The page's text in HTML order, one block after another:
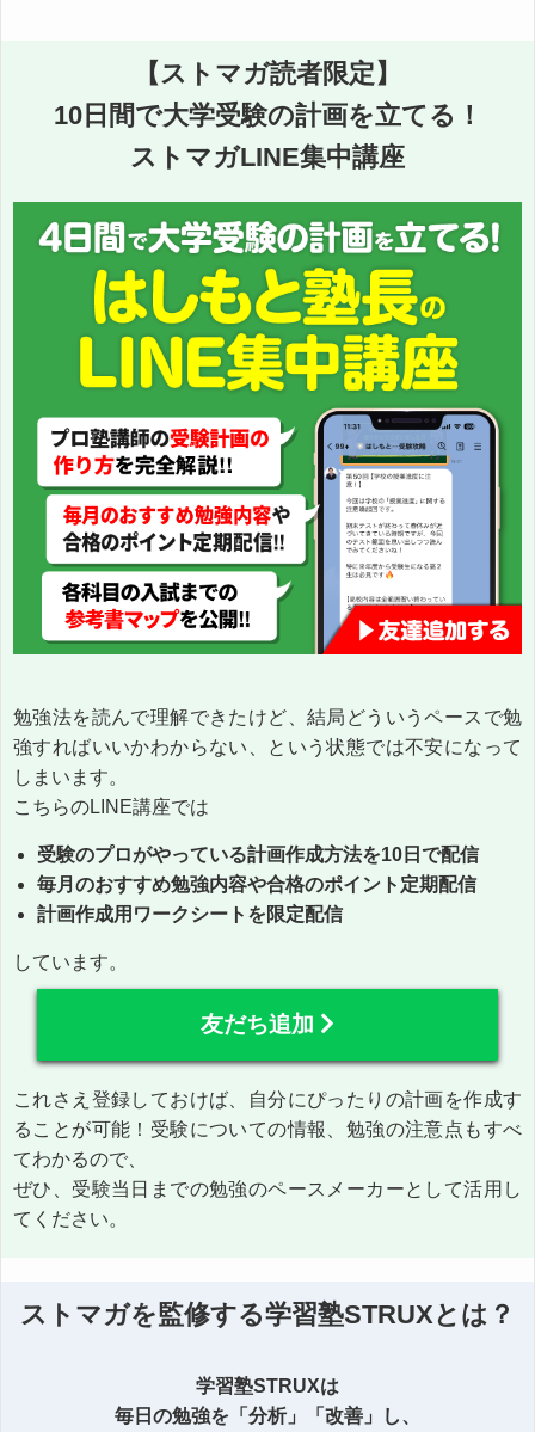
【ストマガ読者限定】
10日間で大学受験の計画を立てる！
ストマガLINE集中講座
勉強法を読んで理解できたけど、結局どういうペースで勉
強すればいいかわからない、という状態では不安になって
しまいます。
こちらのLINE講座では
受験のプロがやっている計画作成方法を10日で配信
毎月のおすすめ勉強内容や合格のポイント定期配信
計画作成用ワークシートを限定配信
しています。
友だち追加
これさえ登録しておけば、自分にぴったりの計画を作成す
ることが可能！受験についての情報、勉強の注意点もすべ
てわかるので、
ぜひ、受験当日までの勉強のペースメーカーとして活用し
てください。
ストマガを監修する学習塾STRUXとは？
学習塾STRUXは
毎日の勉強を「分析」「改善」し、